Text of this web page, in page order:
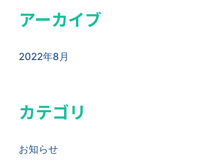
アーカイブ
2022年8月
カテゴリ
お知らせ